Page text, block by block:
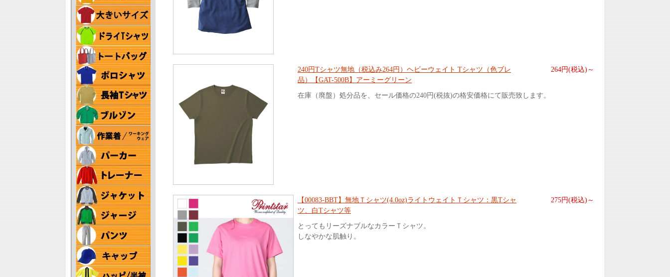
264円(税込)～
240円Tシャツ無地（税込み264円）ヘビーウェイト Tシャツ（色ブレ
品）【GAT-500B】アーミーグリーン
在庫（廃盤）処分品を、セール価格の240円(税抜)の格安価格にて販売致します。
275円(税込)～
【00083-BBT】無地Ｔシャツ(4.0oz)ライトウェイトＴシャツ：黒Tシャ
ツ、白Tシャツ等
とってもリーズナブルなカラーＴシャツ。
しなやかな肌触り。